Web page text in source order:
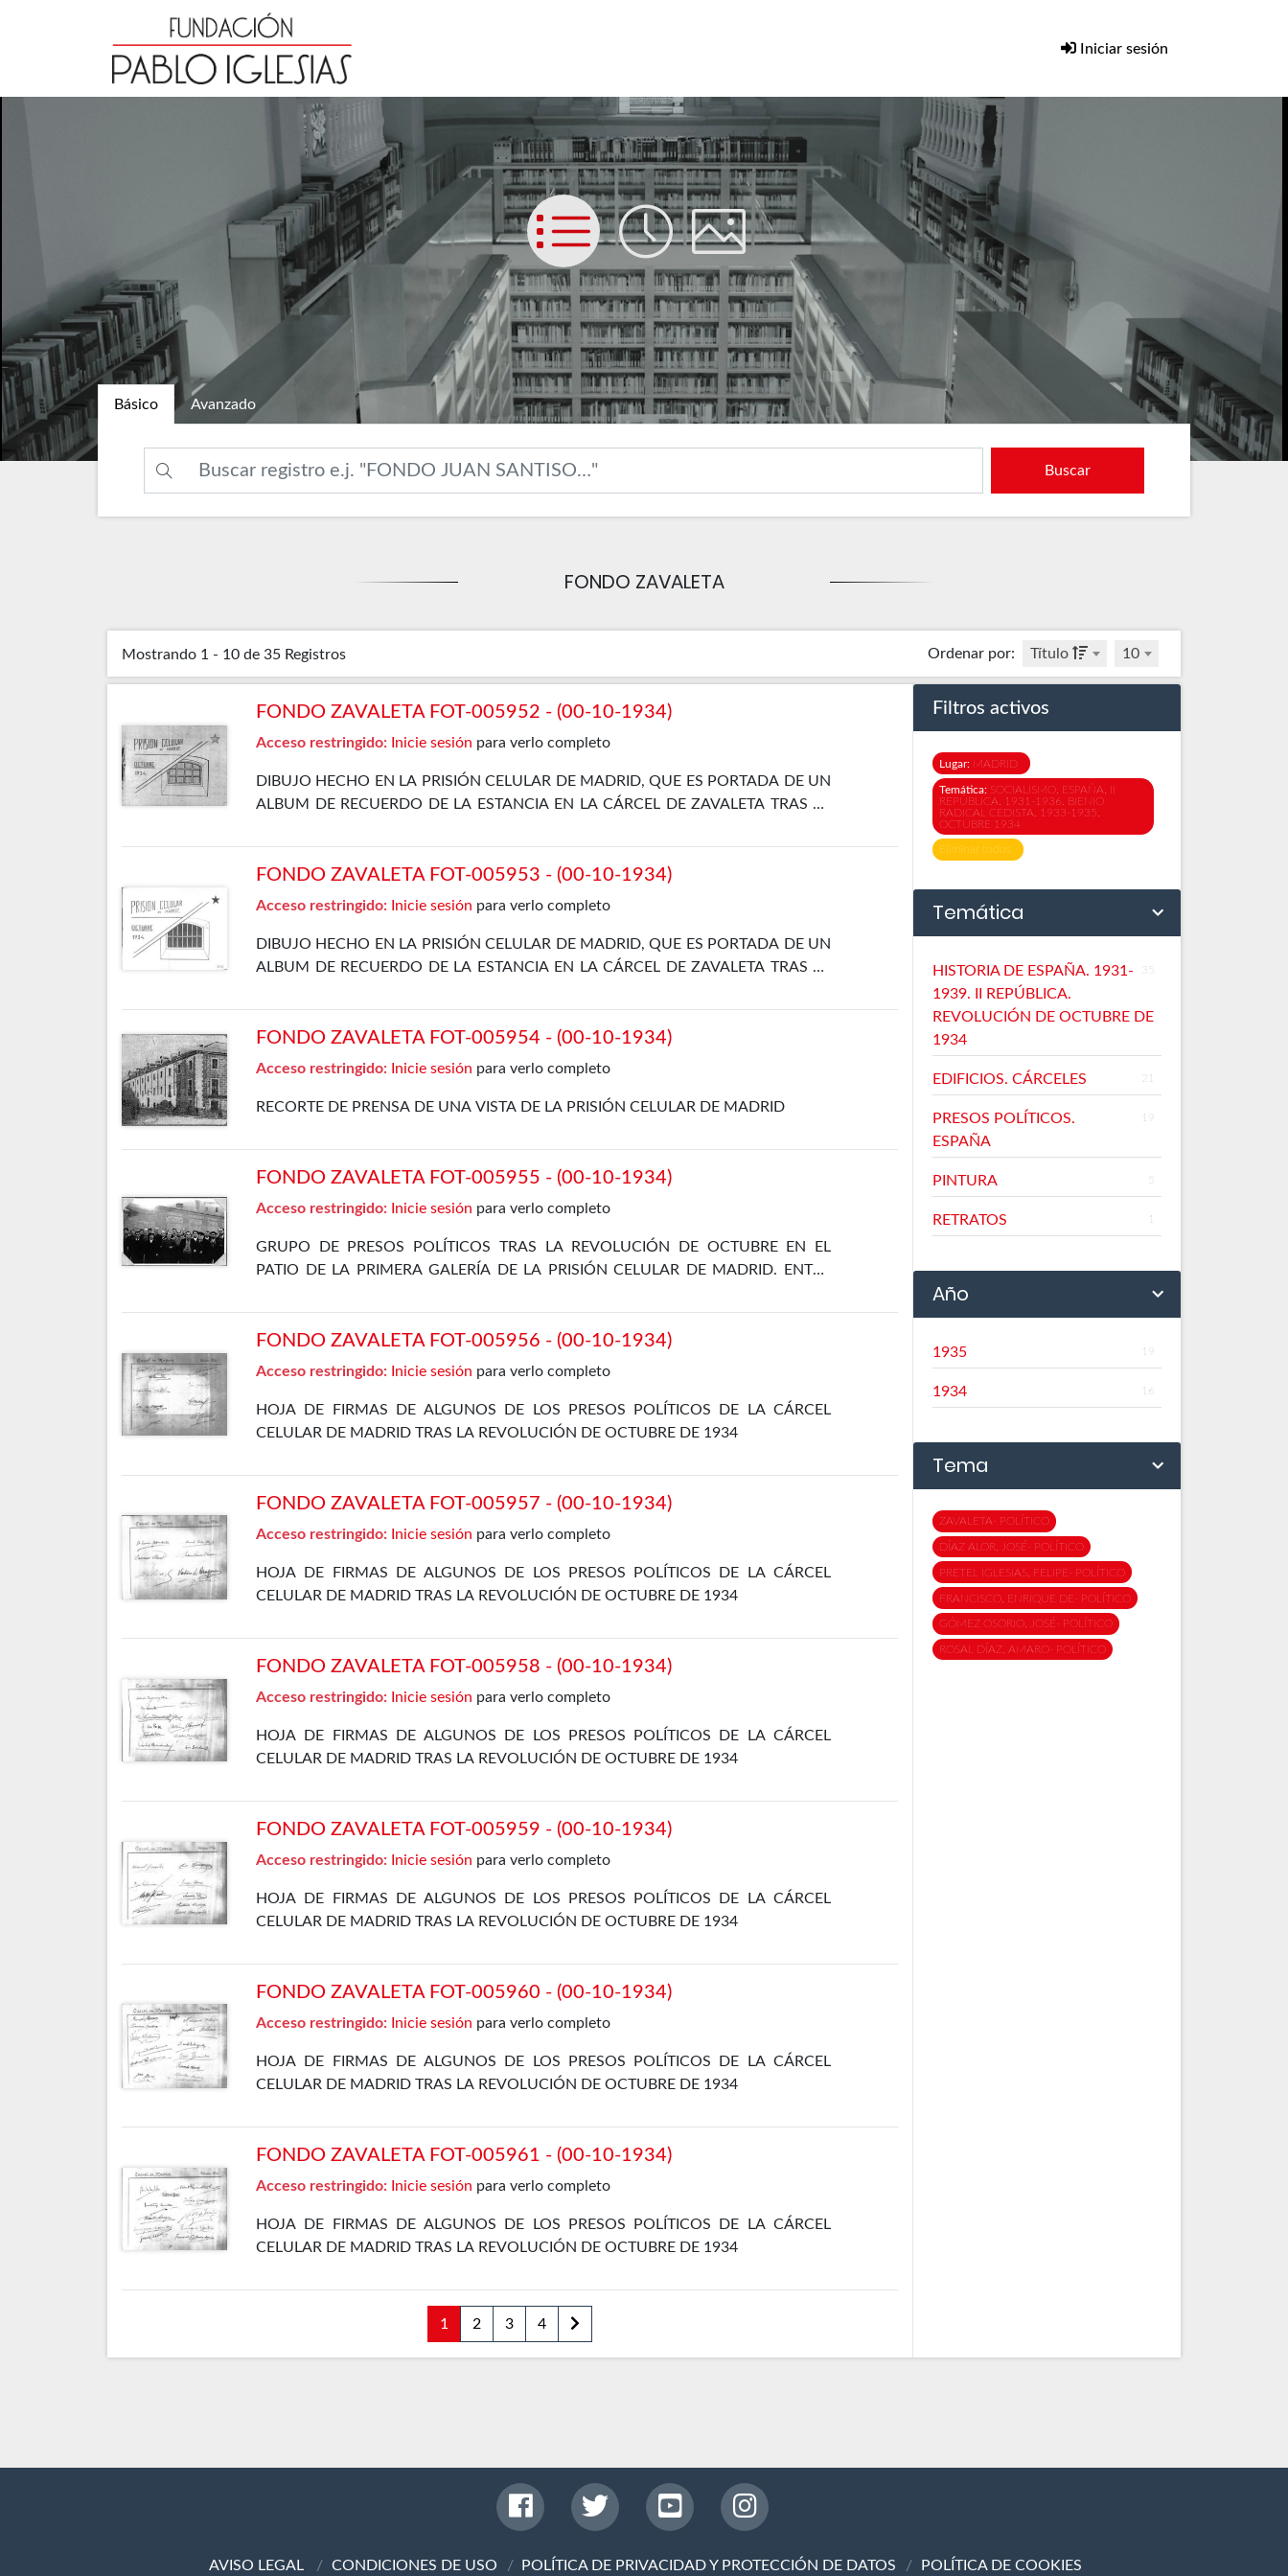
Iniciar sesión
List Time Picture
Básico Avanzado
Buscar
FONDO ZAVALETA
Mostrando 1 - 10 de 35 Registros Ordenar por: Título 10
FONDO ZAVALETA FOT-005952 - (00-10-1934)
Acceso restringido: Inicie sesión para verlo completo
DIBUJO HECHO EN LA PRISIÓN CELULAR DE MADRID, QUE ES PORTADA DE UN
ALBUM DE RECUERDO DE LA ESTANCIA EN LA CÁRCEL DE ZAVALETA TRAS LA
FONDO ZAVALETA FOT-005953 - (00-10-1934)
Acceso restringido: Inicie sesión para verlo completo
DIBUJO HECHO EN LA PRISIÓN CELULAR DE MADRID, QUE ES PORTADA DE UN
ALBUM DE RECUERDO DE LA ESTANCIA EN LA CÁRCEL DE ZAVALETA TRAS LA
FONDO ZAVALETA FOT-005954 - (00-10-1934)
Acceso restringido: Inicie sesión para verlo completo
RECORTE DE PRENSA DE UNA VISTA DE LA PRISIÓN CELULAR DE MADRID
FONDO ZAVALETA FOT-005955 - (00-10-1934)
Acceso restringido: Inicie sesión para verlo completo
GRUPO DE PRESOS POLÍTICOS TRAS LA REVOLUCIÓN DE OCTUBRE EN EL
PATIO DE LA PRIMERA GALERÍA DE LA PRISIÓN CELULAR DE MADRID. ENTRE
GÓMEZ OSORIO, PETREL Y JOSÉ DÍAZ ALOR
FONDO ZAVALETA FOT-005956 - (00-10-1934)
Acceso restringido: Inicie sesión para verlo completo
HOJA DE FIRMAS DE ALGUNOS DE LOS PRESOS POLÍTICOS DE LA CÁRCEL
CELULAR DE MADRID TRAS LA REVOLUCIÓN DE OCTUBRE DE 1934
FONDO ZAVALETA FOT-005957 - (00-10-1934)
Acceso restringido: Inicie sesión para verlo completo
HOJA DE FIRMAS DE ALGUNOS DE LOS PRESOS POLÍTICOS DE LA CÁRCEL
CELULAR DE MADRID TRAS LA REVOLUCIÓN DE OCTUBRE DE 1934
FONDO ZAVALETA FOT-005958 - (00-10-1934)
Acceso restringido: Inicie sesión para verlo completo
HOJA DE FIRMAS DE ALGUNOS DE LOS PRESOS POLÍTICOS DE LA CÁRCEL
CELULAR DE MADRID TRAS LA REVOLUCIÓN DE OCTUBRE DE 1934
FONDO ZAVALETA FOT-005959 - (00-10-1934)
Acceso restringido: Inicie sesión para verlo completo
HOJA DE FIRMAS DE ALGUNOS DE LOS PRESOS POLÍTICOS DE LA CÁRCEL
CELULAR DE MADRID TRAS LA REVOLUCIÓN DE OCTUBRE DE 1934
FONDO ZAVALETA FOT-005960 - (00-10-1934)
Acceso restringido: Inicie sesión para verlo completo
HOJA DE FIRMAS DE ALGUNOS DE LOS PRESOS POLÍTICOS DE LA CÁRCEL
CELULAR DE MADRID TRAS LA REVOLUCIÓN DE OCTUBRE DE 1934
FONDO ZAVALETA FOT-005961 - (00-10-1934)
Acceso restringido: Inicie sesión para verlo completo
HOJA DE FIRMAS DE ALGUNOS DE LOS PRESOS POLÍTICOS DE LA CÁRCEL
CELULAR DE MADRID TRAS LA REVOLUCIÓN DE OCTUBRE DE 1934
1 2 3 4
Filtros activos
Lugar: MADRID
Temática: SOCIALISMO. ESPAÑA. II
REPÚBLICA. 1931-1936. BIENIO
RADICAL CEDISTA. 1933-1935.
OCTUBRE 1934
Eliminar todos
Temática
35
HISTORIA DE ESPAÑA. 1931-
1939. II REPÚBLICA.
REVOLUCIÓN DE OCTUBRE DE
1934
21
EDIFICIOS. CÁRCELES
19
PRESOS POLÍTICOS.
ESPAÑA
5
PINTURA
1
RETRATOS
Año
19
1935
16
1934
Tema
ZAVALETA- POLÍTICO
DÍAZ ALOR, JOSÉ- POLÍTICO
PRETEL IGLESIAS, FELIPE- POLÍTICO
FRANCISCO, ENRIQUE DE- POLÍTICO
GÓMEZ OSORIO, JOSÉ- POLÍTICO
ROSAL DÍAZ, AMARO- POLÍTICO
AVISO LEGAL CONDICIONES DE USO POLÍTICA DE PRIVACIDAD Y PROTECCIÓN DE DATOS POLÍTICA DE COOKIES